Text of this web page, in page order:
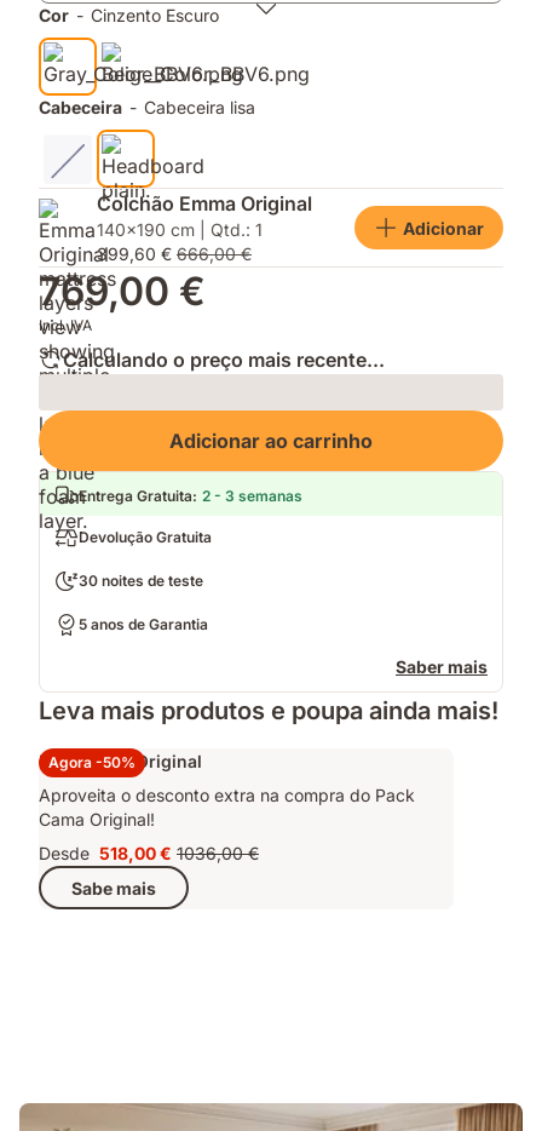
qualidade.
Cor - Cinzento Escuro
Cabeceira - Cabeceira lisa
Colchão Emma Original
140x190 cm | Qtd.: 1
399,60 € 666,00 €
Adicionar
769,00 €
Incl. IVA
Calculando o preço mais recente...
Loading
Adicionar ao carrinho
Entrega Gratuita: 2 - 3 semanas
Devolução Gratuita
30 noites de teste
5 anos de Garantia
Saber mais
Leva mais produtos e poupa ainda mais!
Agora -50%
Pack Cama Original
Aproveita o desconto extra na compra do Pack
Cama Original!
Desde Preço
518,00 €
518,00 € Preço
original
1036,00 €
1036,00 €
Sabe mais